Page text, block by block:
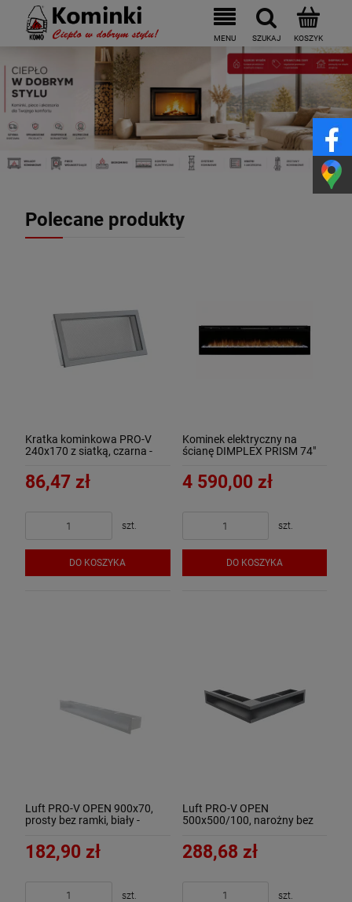
Polecane produkty
Kratka kominkowa PRO-V
240x170 z siatką, czarna -
86,47 zł
szt.
DO KOSZYKA
Kominek elektryczny na
ścianę DIMPLEX PRISM 74"
4 590,00 zł
szt.
DO KOSZYKA
Luft PRO-V OPEN 900x70,
prosty bez ramki, biały -
182,90 zł
szt.
Luft PRO-V OPEN
500x500/100, narożny bez
288,68 zł
szt.